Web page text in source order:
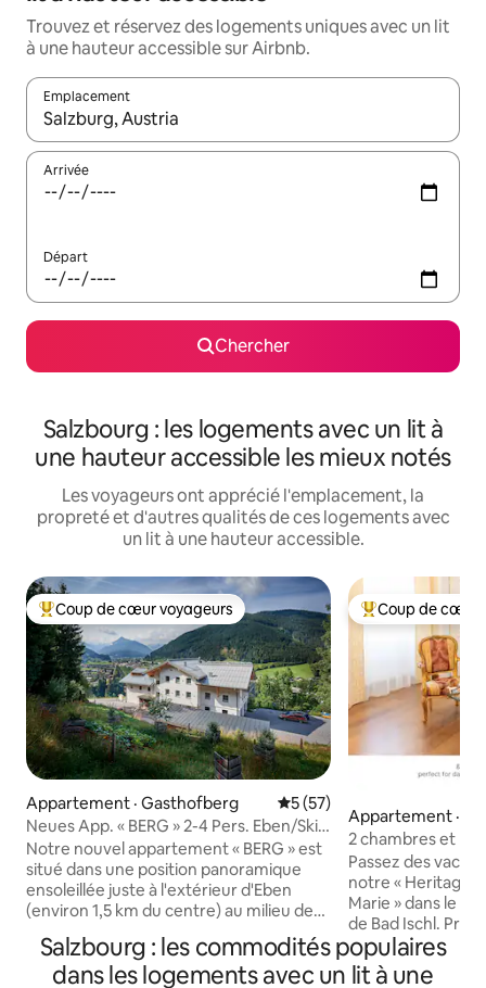
Trouvez et réservez des logements uniques avec un lit
à une hauteur accessible sur Airbnb.
Emplacement
Quand les résultats sont affichés, parcourez-les en utilisant
Arrivée
Départ
Chercher
Salzbourg : les logements avec un lit à
une hauteur accessible les mieux notés
Les voyageurs ont apprécié l'emplacement, la
propreté et d'autres qualités de ces logements avec
un lit à une hauteur accessible.
Coup de cœur voyageurs parmi les plus aimés
Coup de cœur voyageurs
Appartement · Gasthofberg Note moyenne de 5 sur 5,
5 (57)
Neues App. « BERG » 2-4 Pers. Eben/Ski
Amadé
Notre nouvel appartement « BERG » est
situé dans une position panoramique
ensoleillée juste à l'extérieur d'Eben
(environ 1,5 km du centre) au milieu de
L'appartement pour 2 à 4 personnes
(environ 42 m²) est accessible en fauteuil
Coup de cœur
Coup de cœur
Appartement ·
2 chambres et
modernisée ♥ de
Passez des
notre « Heritage
Marie » dans le
de Bad Ischl.
historique, mais
moderne, d'une
Salzbourg : les commodités populaires
dans les logements avec un lit à une